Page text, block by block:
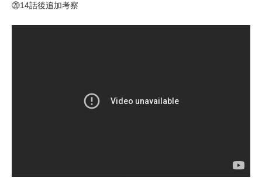
⑳14話後追加考察